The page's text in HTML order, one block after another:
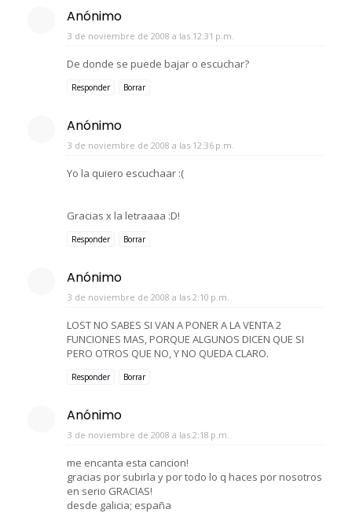
Anónimo
3 de noviembre de 2008 a las 12:31 p.m.
De donde se puede bajar o escuchar?
Responder Borrar
Anónimo
3 de noviembre de 2008 a las 12:36 p.m.
Yo la quiero escuchaar :(
Gracias x la letraaaa :D!
Responder Borrar
Anónimo
3 de noviembre de 2008 a las 2:10 p.m.
LOST NO SABES SI VAN A PONER A LA VENTA 2
FUNCIONES MAS, PORQUE ALGUNOS DICEN QUE SI
PERO OTROS QUE NO, Y NO QUEDA CLARO.
Responder Borrar
Anónimo
3 de noviembre de 2008 a las 2:18 p.m.
me encanta esta cancion!
gracias por subirla y por todo lo q haces por nosotros
en serio GRACIAS!
desde galicia; españa